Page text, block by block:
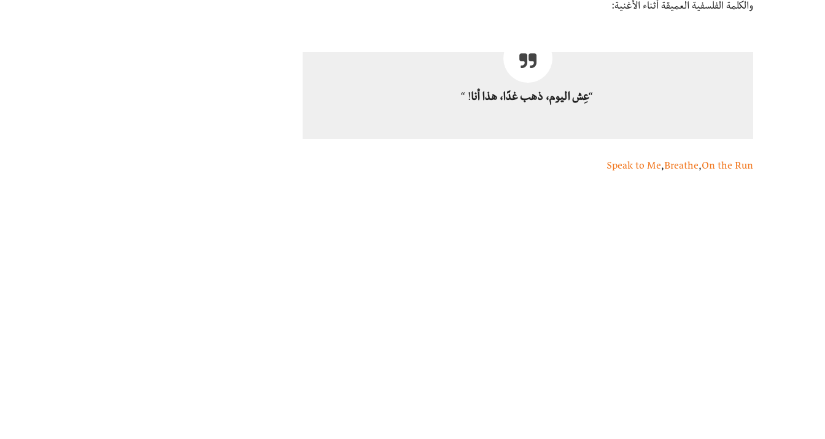
والكلمة الفلسفية العميقة أثناء الأغنية:
“عِش اليوم، ذهب غدًا، هذا أنا! “
Speak to Me,Breathe,On the Run